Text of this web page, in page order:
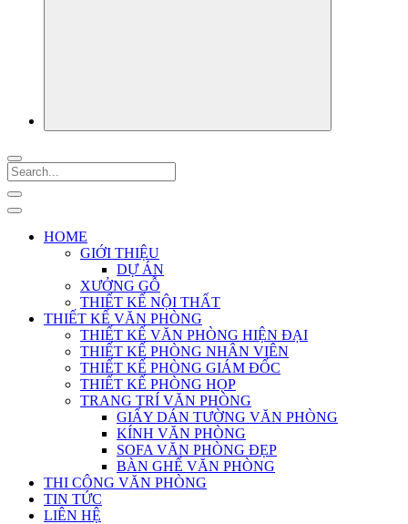
HOME
GIỚI THIỆU
DỰ ÁN
XƯỞNG GỖ
THIẾT KẾ NỘI THẤT
THIẾT KẾ VĂN PHÒNG
THIẾT KẾ VĂN PHÒNG HIỆN ĐẠI
THIẾT KẾ PHÒNG NHÂN VIÊN
THIẾT KẾ PHÒNG GIÁM ĐỐC
THIẾT KẾ PHÒNG HỌP
TRANG TRÍ VĂN PHÒNG
GIẤY DÁN TƯỜNG VĂN PHÒNG
KÍNH VĂN PHÒNG
SOFA VĂN PHÒNG ĐẸP
BÀN GHẾ VĂN PHÒNG
THI CÔNG VĂN PHÒNG
TIN TỨC
LIÊN HỆ